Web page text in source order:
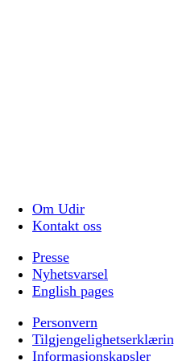
Om Udir
Kontakt oss
Presse
Nyhetsvarsel
English pages
Personvern
Informasjonskapsler